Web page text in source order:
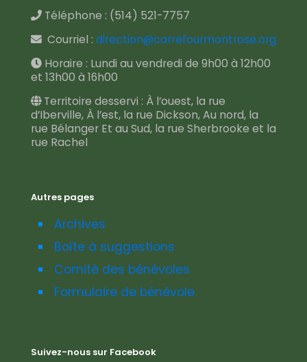
Téléphone : (514) 521-7757
Courriel : direction@carrefourmontrose.org
Horaire : Lundi au vendredi de 9h00 à 12h00
et 13h00 à 16h00
Territoire desservi : À l’ouest, la rue
d’Iberville, À l’est, la rue Dickson, Au nord, la
rue Bélanger Et au Sud, la rue Sherbrooke et la
rue Rachel
Autres pages
Archives
Boîte à suggestions
Comité des bénévoles
Formulaire de bénévole
Suivez-nous sur Facebook